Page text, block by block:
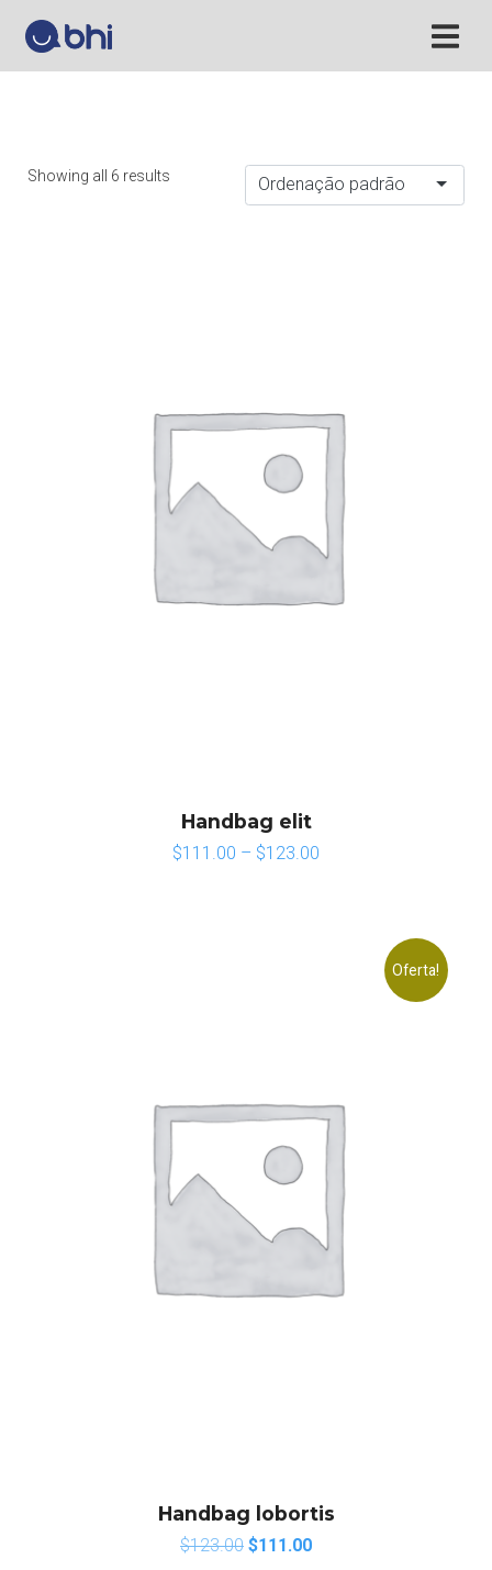
Showing all 6 results Ordenação padrão
Handbag elit
$111.00 – $123.00
Oferta!
Handbag lobortis
$123.00 $111.00